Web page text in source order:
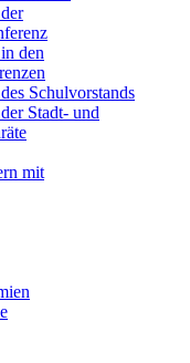
den
Schulvorstands
Stadt- und
mit